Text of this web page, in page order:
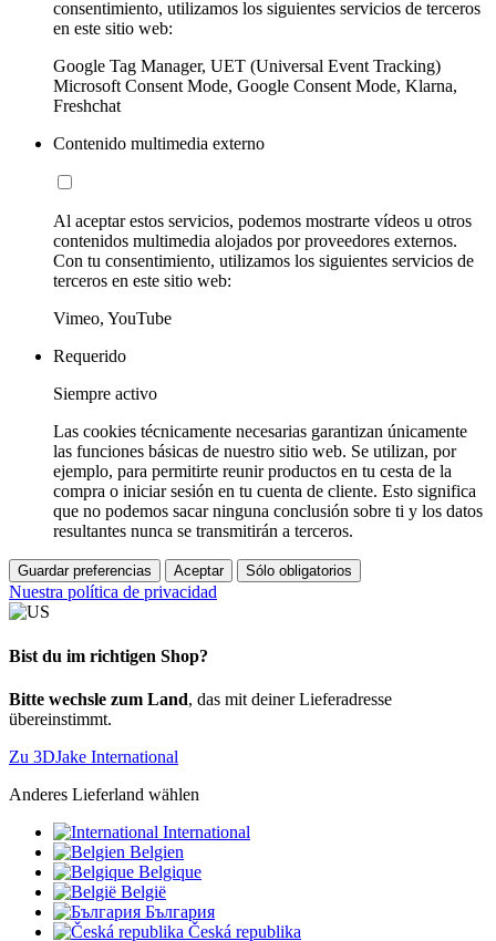
consentimiento, utilizamos los siguientes servicios de terceros
en este sitio web:
Google Tag Manager, UET (Universal Event Tracking)
Microsoft Consent Mode, Google Consent Mode, Klarna,
Freshchat
Contenido multimedia externo
Al aceptar estos servicios, podemos mostrarte vídeos u otros
contenidos multimedia alojados por proveedores externos.
Con tu consentimiento, utilizamos los siguientes servicios de
terceros en este sitio web:
Vimeo, YouTube
Requerido
Siempre activo
Las cookies técnicamente necesarias garantizan únicamente
las funciones básicas de nuestro sitio web. Se utilizan, por
ejemplo, para permitirte reunir productos en tu cesta de la
compra o iniciar sesión en tu cuenta de cliente. Esto significa
que no podemos sacar ninguna conclusión sobre ti y los datos
resultantes nunca se transmitirán a terceros.
Guardar preferencias Aceptar Sólo obligatorios
Nuestra política de privacidad
Bist du im richtigen Shop?
Bitte wechsle zum Land, das mit deiner Lieferadresse
übereinstimmt.
Zu 3DJake International
Anderes Lieferland wählen
International
Belgien
Belgique
België
България
Česká republika